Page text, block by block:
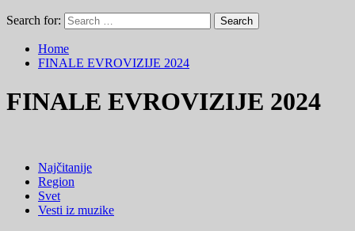
Search for:
Home
FINALE EVROVIZIJE 2024
FINALE EVROVIZIJE 2024
Najčitanije
Region
Svet
Vesti iz muzike